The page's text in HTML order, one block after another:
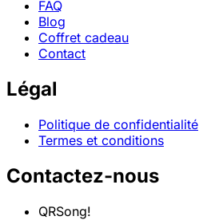
FAQ
Blog
Coffret cadeau
Contact
Légal
Politique de confidentialité
Termes et conditions
Contactez-nous
QRSong!